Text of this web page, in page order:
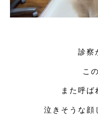
診察
こ
また呼ば
泣きそうな顔